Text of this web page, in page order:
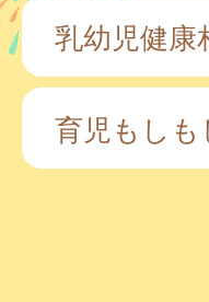
乳幼児健康
育児もし